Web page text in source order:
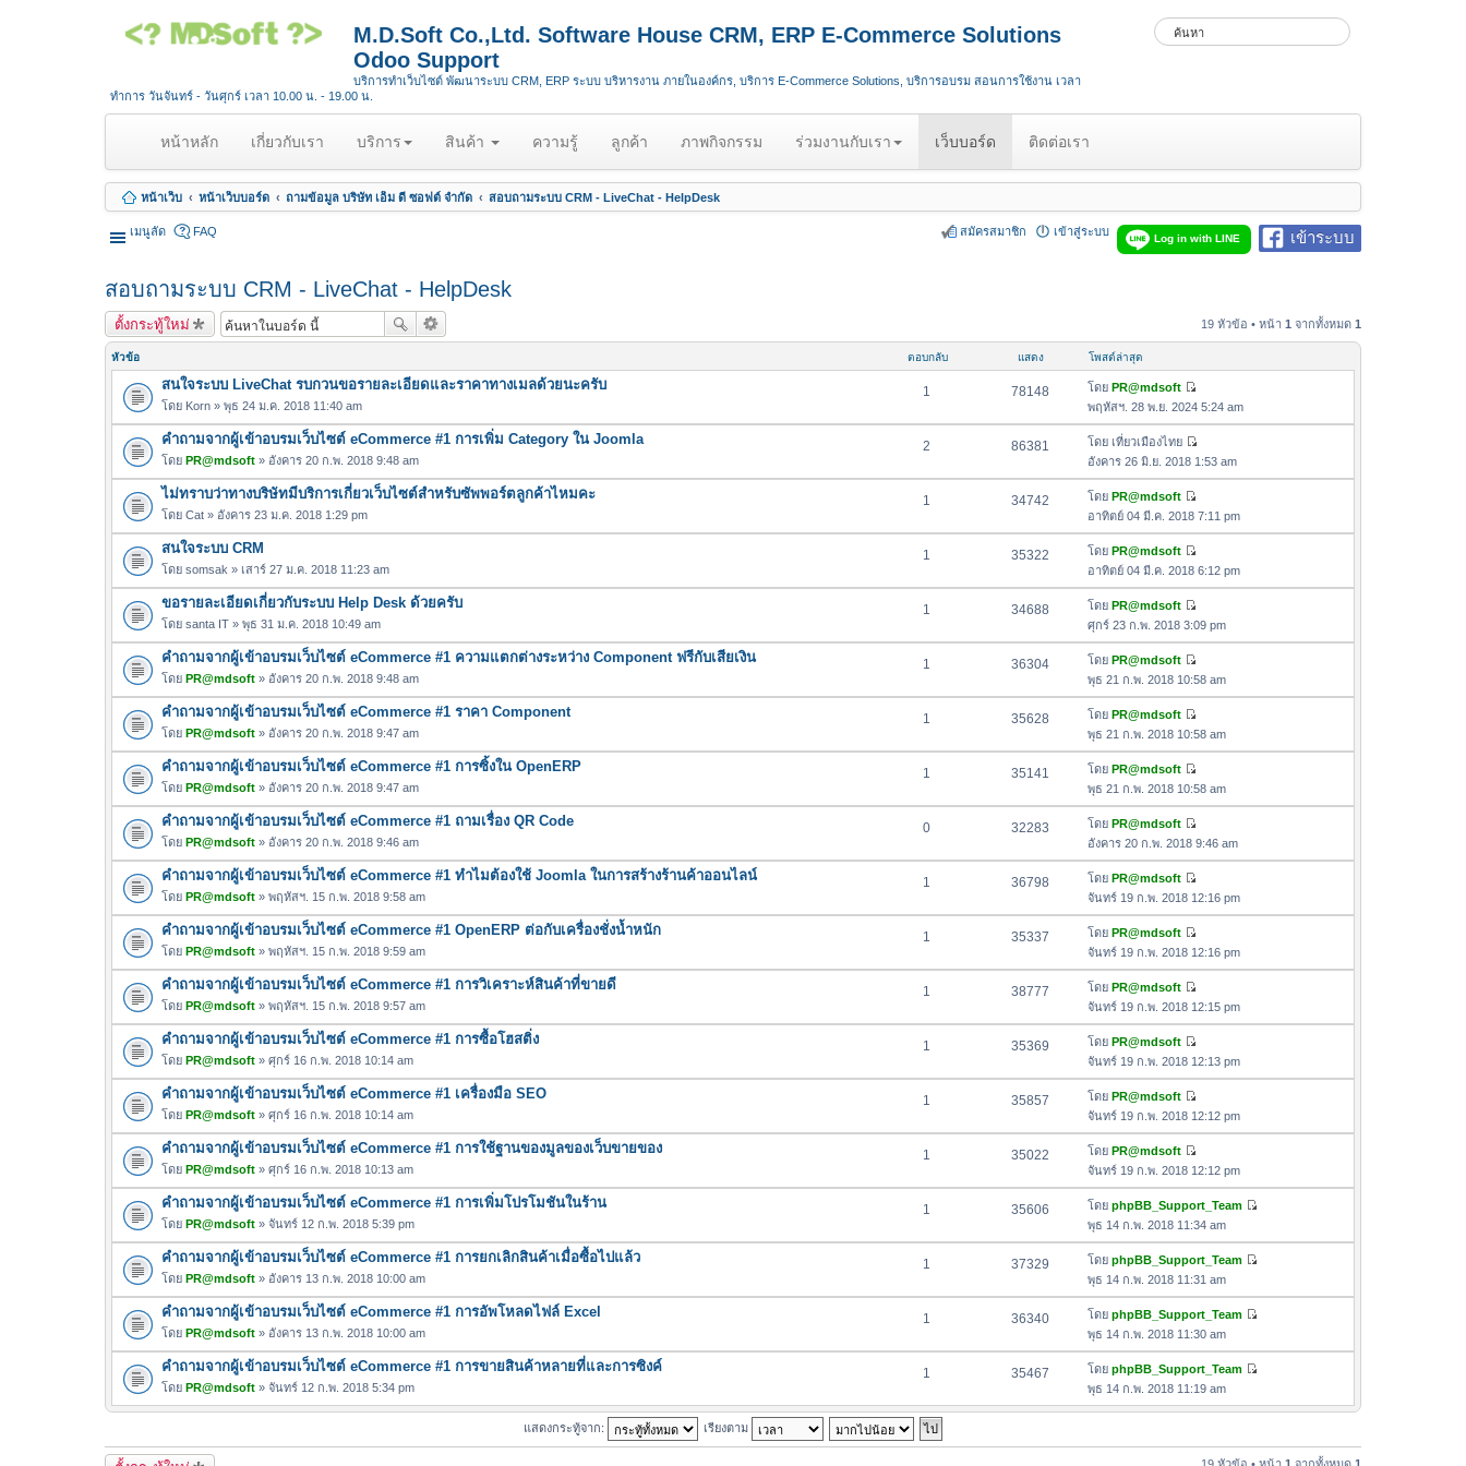
M.D.Soft Co.,Ltd. Software House CRM, ERP E-Commerce Solutions
Odoo Support
บริการทำเว็บไซต์ พัฒนาระบบ CRM, ERP ระบบ บริหารงาน ภายในองค์กร, บริการ E-Commerce Solutions, บริการอบรม สอนการใช้งาน เวลา
ทำการ วันจันทร์ - วันศุกร์ เวลา 10.00 น. - 19.00 น.
หน้าหลัก(
u
r
t
)
เกี่ยวกับเรา บริการ สินค้า ความรู้ ลูกค้า ภาพกิจกรรม ร่วมงานกับเรา เว็บบอร์ด ติดต่อเรา
หน้าเว็บ หน้าเว็บบอร์ด ถามข้อมูล บริษัท เอ็ม ดี ซอฟต์ จำกัด สอบถามระบบ CRM - LiveChat - HelpDesk
เมนูลัด เข้าระบบ
Log in with LINE
FAQ เข้าสู่ระบบ
สมัครสมาชิก
สอบถามระบบ CRM - LiveChat - HelpDesk
ตั้งกระทู้ใหม่ 19 หัวข้อ • หน้า 1 จากทั้งหมด 1
หัวข้อ ตอบกลับ แสดง โพสต์ล่าสุด
สนใจระบบ LiveChat รบกวนขอรายละเอียดและราคาทางเมลด้วยนะครับ
โดย Korn » พุธ 24 ม.ค. 2018 11:40 am
1 78148 โดย PR@mdsoft
ดู
ข้
ค
ว
ม
ล่
สุ
พฤหัสฯ. 28 พ.ย. 2024 5:24 am
คำถามจากผู้เข้าอบรมเว็บไซต์ eCommerce #1 การเพิ่ม Category ใน Joomla
โดย PR@mdsoft » อังคาร 20 ก.พ. 2018 9:48 am
2 86381 โดย เที่ยวเมืองไทย
ดู
ข้
ค
ว
ม
ล่
สุ
อังคาร 26 มิ.ย. 2018 1:53 am
ไม่ทราบว่าทางบริษัทมีบริการเกี่ยวเว็บไซต์สำหรับซัพพอร์ตลูกค้าไหมคะ
โดย Cat » อังคาร 23 ม.ค. 2018 1:29 pm
1 34742 โดย PR@mdsoft
ดู
ข้
ค
ว
ม
ล่
สุ
อาทิตย์ 04 มี.ค. 2018 7:11 pm
สนใจระบบ CRM
โดย somsak » เสาร์ 27 ม.ค. 2018 11:23 am
1 35322 โดย PR@mdsoft
ดู
ข้
ค
ว
ม
ล่
สุ
อาทิตย์ 04 มี.ค. 2018 6:12 pm
ขอรายละเอียดเกี่ยวกับระบบ Help Desk ด้วยครับ
โดย santa IT » พุธ 31 ม.ค. 2018 10:49 am
1 34688 โดย PR@mdsoft
ดู
ข้
ค
ว
ม
ล่
สุ
ศุกร์ 23 ก.พ. 2018 3:09 pm
คำถามจากผู้เข้าอบรมเว็บไซต์ eCommerce #1 ความแตกต่างระหว่าง Component ฟรีกับเสียเงิน
โดย PR@mdsoft » อังคาร 20 ก.พ. 2018 9:48 am
1 36304 โดย PR@mdsoft
ดู
ข้
ค
ว
ม
ล่
สุ
พุธ 21 ก.พ. 2018 10:58 am
คำถามจากผู้เข้าอบรมเว็บไซต์ eCommerce #1 ราคา Component
โดย PR@mdsoft » อังคาร 20 ก.พ. 2018 9:47 am
1 35628 โดย PR@mdsoft
ดู
ข้
ค
ว
ม
ล่
สุ
พุธ 21 ก.พ. 2018 10:58 am
คำถามจากผู้เข้าอบรมเว็บไซต์ eCommerce #1 การซิ้งใน OpenERP
โดย PR@mdsoft » อังคาร 20 ก.พ. 2018 9:47 am
1 35141 โดย PR@mdsoft
ดู
ข้
ค
ว
ม
ล่
สุ
พุธ 21 ก.พ. 2018 10:58 am
คำถามจากผู้เข้าอบรมเว็บไซต์ eCommerce #1 ถามเรื่อง QR Code
โดย PR@mdsoft » อังคาร 20 ก.พ. 2018 9:46 am
0 32283 โดย PR@mdsoft
ดู
ข้
ค
ว
ม
ล่
สุ
อังคาร 20 ก.พ. 2018 9:46 am
คำถามจากผู้เข้าอบรมเว็บไซต์ eCommerce #1 ทำไมต้องใช้ Joomla ในการสร้างร้านค้าออนไลน์
โดย PR@mdsoft » พฤหัสฯ. 15 ก.พ. 2018 9:58 am
1 36798 โดย PR@mdsoft
ดู
ข้
ค
ว
ม
ล่
สุ
จันทร์ 19 ก.พ. 2018 12:16 pm
คำถามจากผู้เข้าอบรมเว็บไซต์ eCommerce #1 OpenERP ต่อกับเครื่องชั่งน้ำหนัก
โดย PR@mdsoft » พฤหัสฯ. 15 ก.พ. 2018 9:59 am
1 35337 โดย PR@mdsoft
ดู
ข้
ค
ว
ม
ล่
สุ
จันทร์ 19 ก.พ. 2018 12:16 pm
คำถามจากผู้เข้าอบรมเว็บไซต์ eCommerce #1 การวิเคราะห์สินค้าที่ขายดี
โดย PR@mdsoft » พฤหัสฯ. 15 ก.พ. 2018 9:57 am
1 38777 โดย PR@mdsoft
ดู
ข้
ค
ว
ม
ล่
สุ
จันทร์ 19 ก.พ. 2018 12:15 pm
คำถามจากผู้เข้าอบรมเว็บไซต์ eCommerce #1 การซื้อโฮสติ่ง
โดย PR@mdsoft » ศุกร์ 16 ก.พ. 2018 10:14 am
1 35369 โดย PR@mdsoft
ดู
ข้
ค
ว
ม
ล่
า
สุ
จันทร์ 19 ก.พ. 2018 12:13 pm
คำถามจากผู้เข้าอบรมเว็บไซต์ eCommerce #1 เครื่องมือ SEO
โดย PR@mdsoft » ศุกร์ 16 ก.พ. 2018 10:14 am
1 35857 โดย PR@mdsoft
ดู
ข้
ค
ว
า
ม
ล่
า
สุ
จันทร์ 19 ก.พ. 2018 12:12 pm
คำถามจากผู้เข้าอบรมเว็บไซต์ eCommerce #1 การใช้ฐานของมูลของเว็บขายของ
โดย PR@mdsoft » ศุกร์ 16 ก.พ. 2018 10:13 am
1 35022 โดย PR@mdsoft
ดู
ข้
อ
ค
ว
า
ม
ล่
า
สุ
จันทร์ 19 ก.พ. 2018 12:12 pm
คำถามจากผู้เข้าอบรมเว็บไซต์ eCommerce #1 การเพิ่มโปรโมชันในร้าน
โดย PR@mdsoft » จันทร์ 12 ก.พ. 2018 5:39 pm
1 35606 โดย phpBB_Support_Team
ข้
ว
ล่
ด
พุธ 14 ก.พ. 2018 11:34 am
คำถามจากผู้เข้าอบรมเว็บไซต์ eCommerce #1 การยกเลิกสินค้าเมื่อซื้อไปแล้ว
โดย PR@mdsoft » อังคาร 13 ก.พ. 2018 10:00 am
1 37329 โดย phpBB_Support_Team
ข้
ว
ล่
สุ
พุธ 14 ก.พ. 2018 11:31 am
คำถามจากผู้เข้าอบรมเว็บไซต์ eCommerce #1 การอัพโหลดไฟล์ Excel
โดย PR@mdsoft » อังคาร 13 ก.พ. 2018 10:00 am
1 36340 โดย phpBB_Support_Team
ข้
ว
ม
พุธ 14 ก.พ. 2018 11:30 am
คำถามจากผู้เข้าอบรมเว็บไซต์ eCommerce #1 การขายสินค้าหลายที่และการซิงค์
โดย PR@mdsoft » จันทร์ 12 ก.พ. 2018 5:34 pm
1 35467 โดย phpBB_Support_Team
ข้
ว
พุธ 14 ก.พ. 2018 11:19 am
แสดงกระทู้จาก: เรียงตาม